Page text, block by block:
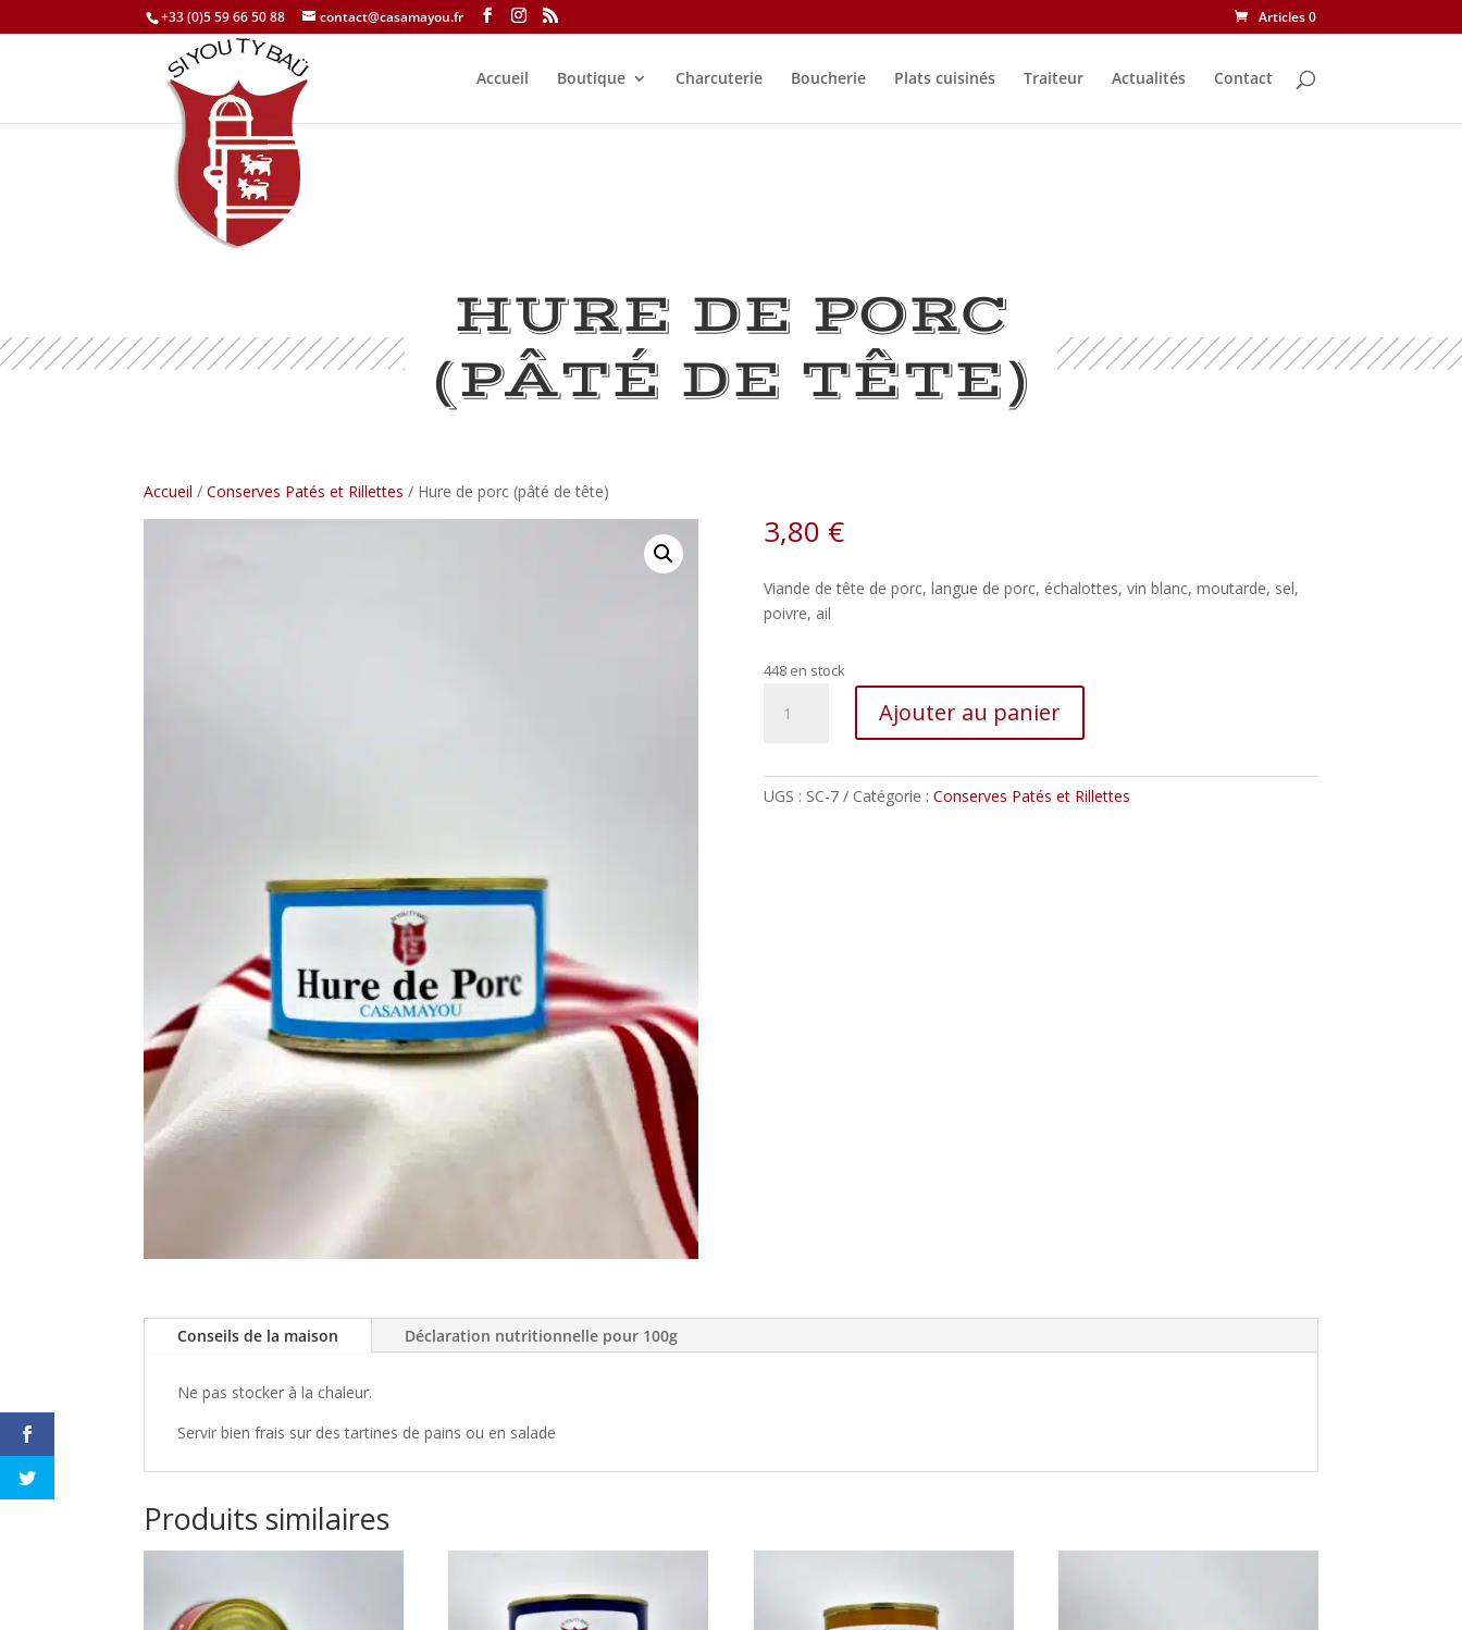
+33 (0)5 59 66 50 88 contact@casamayou.fr Articles 0
Accueil Boutique Charcuterie Boucherie Plats cuisinés Traiteur Actualités Contact
HURE DE PORC
(PÂTÉ DE TÊTE)
Accueil / Conserves Patés et Rillettes / Hure de porc (pâté de tête)
3,80 €
Viande de tête de porc, langue de porc, échalottes, vin blanc, moutarde, sel,
poivre, ail
448 en stock
porc
Ajouter au panier
UGS : SC-7 Catégorie : Conserves Patés et Rillettes
Conseils de la maison Déclaration nutritionnelle pour 100g
Ne pas stocker à la chaleur.
Servir bien frais sur des tartines de pains ou en salade
Produits similaires